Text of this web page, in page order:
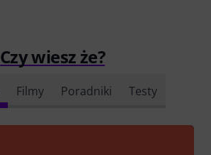
Czy wiesz że?
Filmy Poradniki Testy